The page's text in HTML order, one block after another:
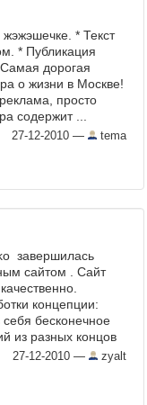
* Текст
* Публикация
дорогая
о жизни в Москве!
просто
содержит ...
27-12-2010 — tema
завершилась
сайтом . Сайт
концепции:
бесконечное
из разных концов
27-12-2010 — zyalt